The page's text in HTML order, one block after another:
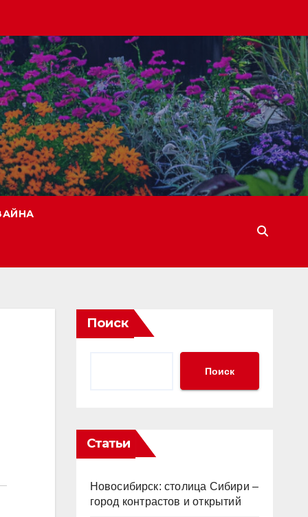
Поиск
Поиск
Статьи
Новосибирск: столица Сибири –
город контрастов и открытий